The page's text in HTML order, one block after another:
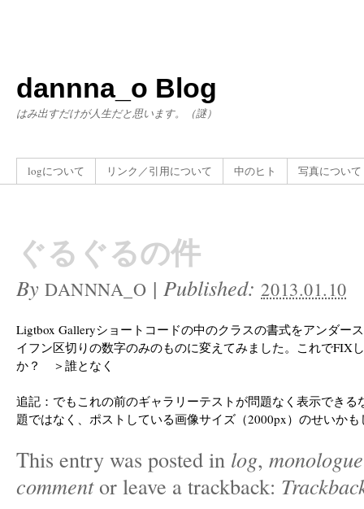
dannna_o Blog
はみ出すだけが人生だと思います。（謎）
logについて リンク／引用について 中のヒト 写真について
ぐるぐるの件
By DANNNA_O |Published:2013.01.10
Ligtbox Galleryショートコードの中のクラスの書式をアンダー
イフン区切りの数字のみのものに変えてみました。これでFIX
か？ ＞誰となく
追記：でもこれの前のギャラリーテストが問題なく表示できる
題ではなく、ポストしている画像サイズ（2000px）のせいか
This entry was posted in log, monologue
commentor leave a trackback: